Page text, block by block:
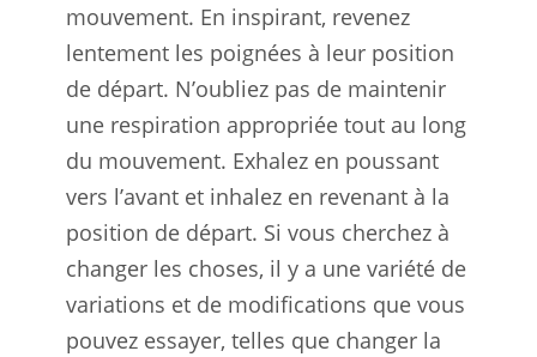
mouvement. En inspirant, revenez
lentement les poignées à leur position
de départ. N’oubliez pas de maintenir
une respiration appropriée tout au long
du mouvement. Exhalez en poussant
vers l’avant et inhalez en revenant à la
position de départ. Si vous cherchez à
changer les choses, il y a une variété de
variations et de modifications que vous
pouvez essayer, telles que changer la